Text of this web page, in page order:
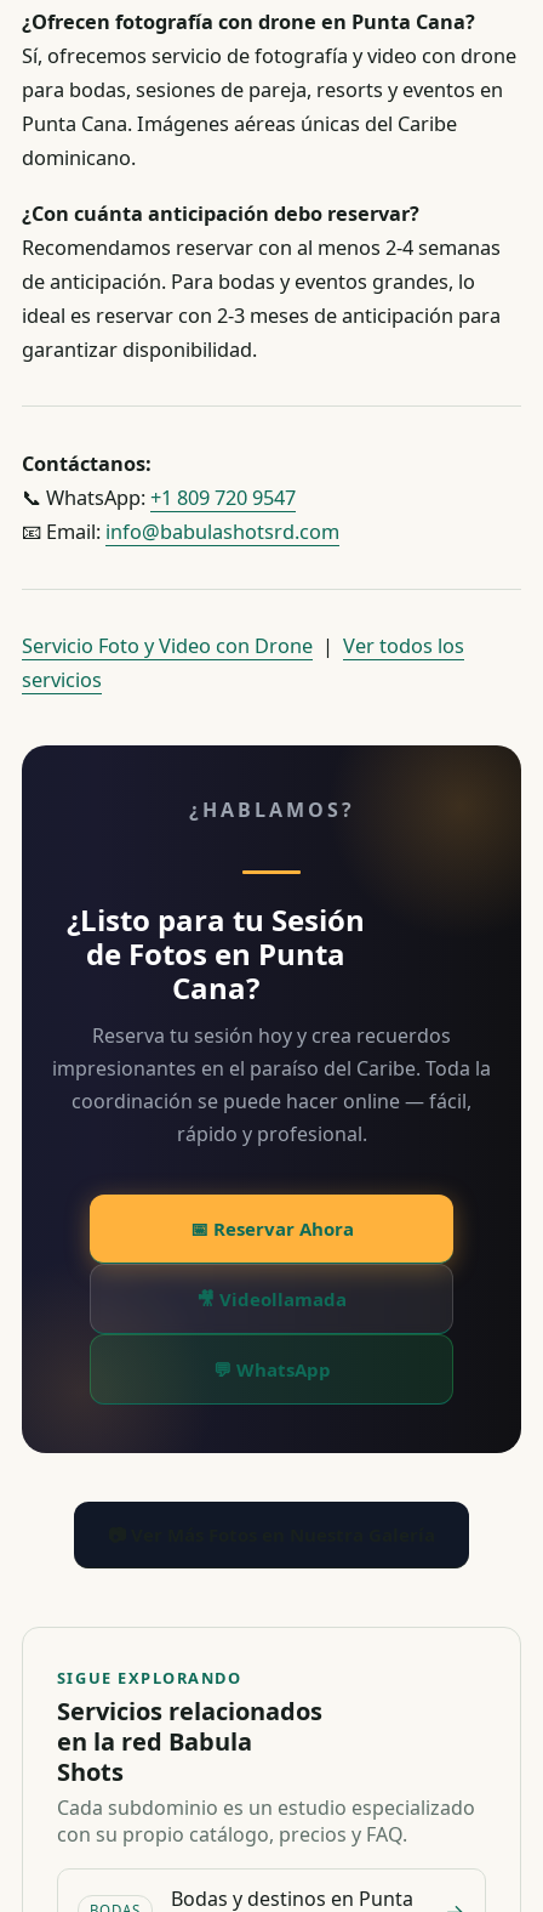
¿Ofrecen fotografía con drone en Punta Cana?
Sí, ofrecemos servicio de fotografía y video con drone
para bodas, sesiones de pareja, resorts y eventos en
Punta Cana. Imágenes aéreas únicas del Caribe
dominicano.
¿Con cuánta anticipación debo reservar?
Recomendamos reservar con al menos 2-4 semanas
de anticipación. Para bodas y eventos grandes, lo
ideal es reservar con 2-3 meses de anticipación para
garantizar disponibilidad.
Contáctanos:
📞 WhatsApp:+1 809 720 9547
📧 Email: info@babulashotsrd.com
Servicio Foto y Video con Drone| Ver todos los
servicios
¿HABLAMOS?
¿Listo para tu Sesión
de Fotos en Punta
Cana?
Reserva tu sesión hoy y crea recuerdos
impresionantes en el paraíso del Caribe. Toda la
coordinación se puede hacer online — fácil,
rápido y profesional.
📅 Reservar Ahora
🎥 Videollamada
💬 WhatsApp
SIGUE EXPLORANDO
Servicios relacionados
en la red Babula
Shots
Cada subdominio es un estudio especializado
con su propio catálogo, precios y FAQ.
Bodas y destinos en Punta